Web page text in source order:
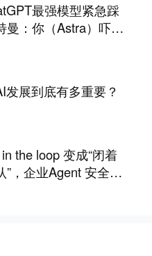
最强模型紧急踩
曼：你（Astra）吓到
发展到底有多重要？
the loop 变成“闭着
”，企业Agent 安全还